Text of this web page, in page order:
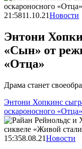
21:5811.10.21Новости
Энтони
«Сын» от
«Отца»
Драма станет
Энтони Хопкинс
оскароносного «Отца»
15:358.08.21Новости